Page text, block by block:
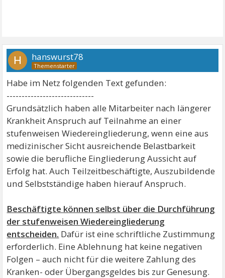
H hanswurst78
Habe im Netz folgenden Text gefunden:
-----------------------------
Grundsätzlich haben alle Mitarbeiter nach längerer
Krankheit Anspruch auf Teilnahme an einer
stufenweisen Wiedereingliederung, wenn eine aus
medizinischer Sicht ausreichende Belastbarkeit
sowie die berufliche Eingliederung Aussicht auf
Erfolg hat. Auch Teilzeitbeschäftigte, Auszubildende
und Selbstständige haben hierauf Anspruch.
Beschäftigte können selbst über die Durchführung
der stufenweisen Wiedereingliederung
entscheiden. Dafür ist eine schriftliche Zustimmung
erforderlich. Eine Ablehnung hat keine negativen
Folgen – auch nicht für die weitere Zahlung des
Kranken- oder Übergangsgeldes bis zur Genesung.